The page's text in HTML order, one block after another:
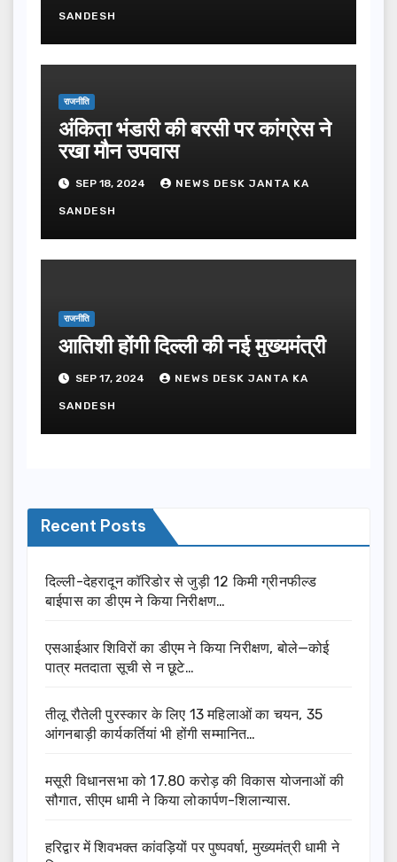
SANDESH
राजनीति
अंकिता भंडारी की बरसी पर कांग्रेस ने
रखा मौन उपवास
SEP 18, 2024 NEWS DESK JANTA KA
SANDESH
राजनीति
आतिशी होंगी दिल्ली की नई मुख्यमंत्री
SEP 17, 2024 NEWS DESK JANTA KA
SANDESH
Recent Posts
दिल्ली-देहरादून कॉरिडोर से जुड़ी 12 किमी ग्रीनफील्ड
बाईपास का डीएम ने किया निरीक्षण…
एसआईआर शिविरों का डीएम ने किया निरीक्षण, बोले—कोई
पात्र मतदाता सूची से न छूटे…
तीलू रौतेली पुरस्कार के लिए 13 महिलाओं का चयन, 35
आंगनबाड़ी कार्यकर्तियां भी होंगी सम्मानित…
मसूरी विधानसभा को 17.80 करोड़ की विकास योजनाओं की
सौगात, सीएम धामी ने किया लोकार्पण-शिलान्यास.
हरिद्वार में शिवभक्त कांवड़ियों पर पुष्पवर्षा, मुख्यमंत्री धामी ने